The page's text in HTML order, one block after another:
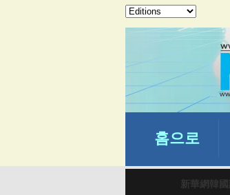
新華網韓國